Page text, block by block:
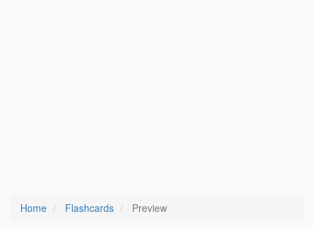
Home Flashcards Preview